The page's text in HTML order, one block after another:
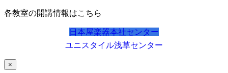
各教室の開講情報はこちら
日本屋楽器本社センター
ユニスタイル浅草センター
×